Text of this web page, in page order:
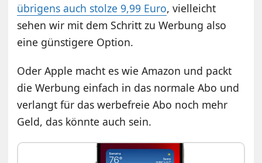
übrigens auch stolze 9,99 Euro, vielleicht
sehen wir mit dem Schritt zu Werbung also
eine günstigere Option.
Oder Apple macht es wie Amazon und packt
die Werbung einfach in das normale Abo und
verlangt für das werbefreie Abo noch mehr
Geld, das könnte auch sein.